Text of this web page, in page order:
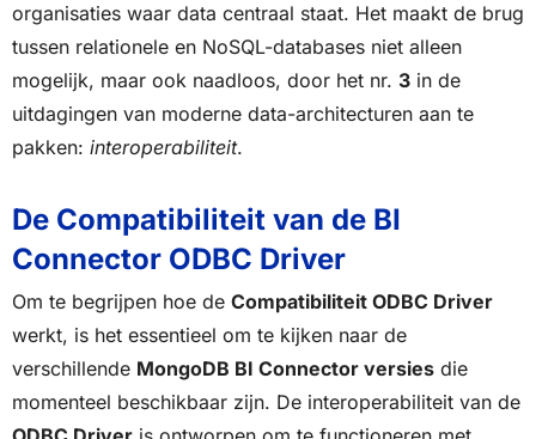
organisaties waar data centraal staat. Het maakt de brug
tussen relationele en NoSQL-databases niet alleen
mogelijk, maar ook naadloos, door het nr. 3 in de
uitdagingen van moderne data-architecturen aan te
pakken: interoperabiliteit.
De Compatibiliteit van de BI
Connector ODBC Driver
Om te begrijpen hoe de Compatibiliteit ODBC Driver
werkt, is het essentieel om te kijken naar de
verschillende MongoDB BI Connector versies die
momenteel beschikbaar zijn. De interoperabiliteit van de